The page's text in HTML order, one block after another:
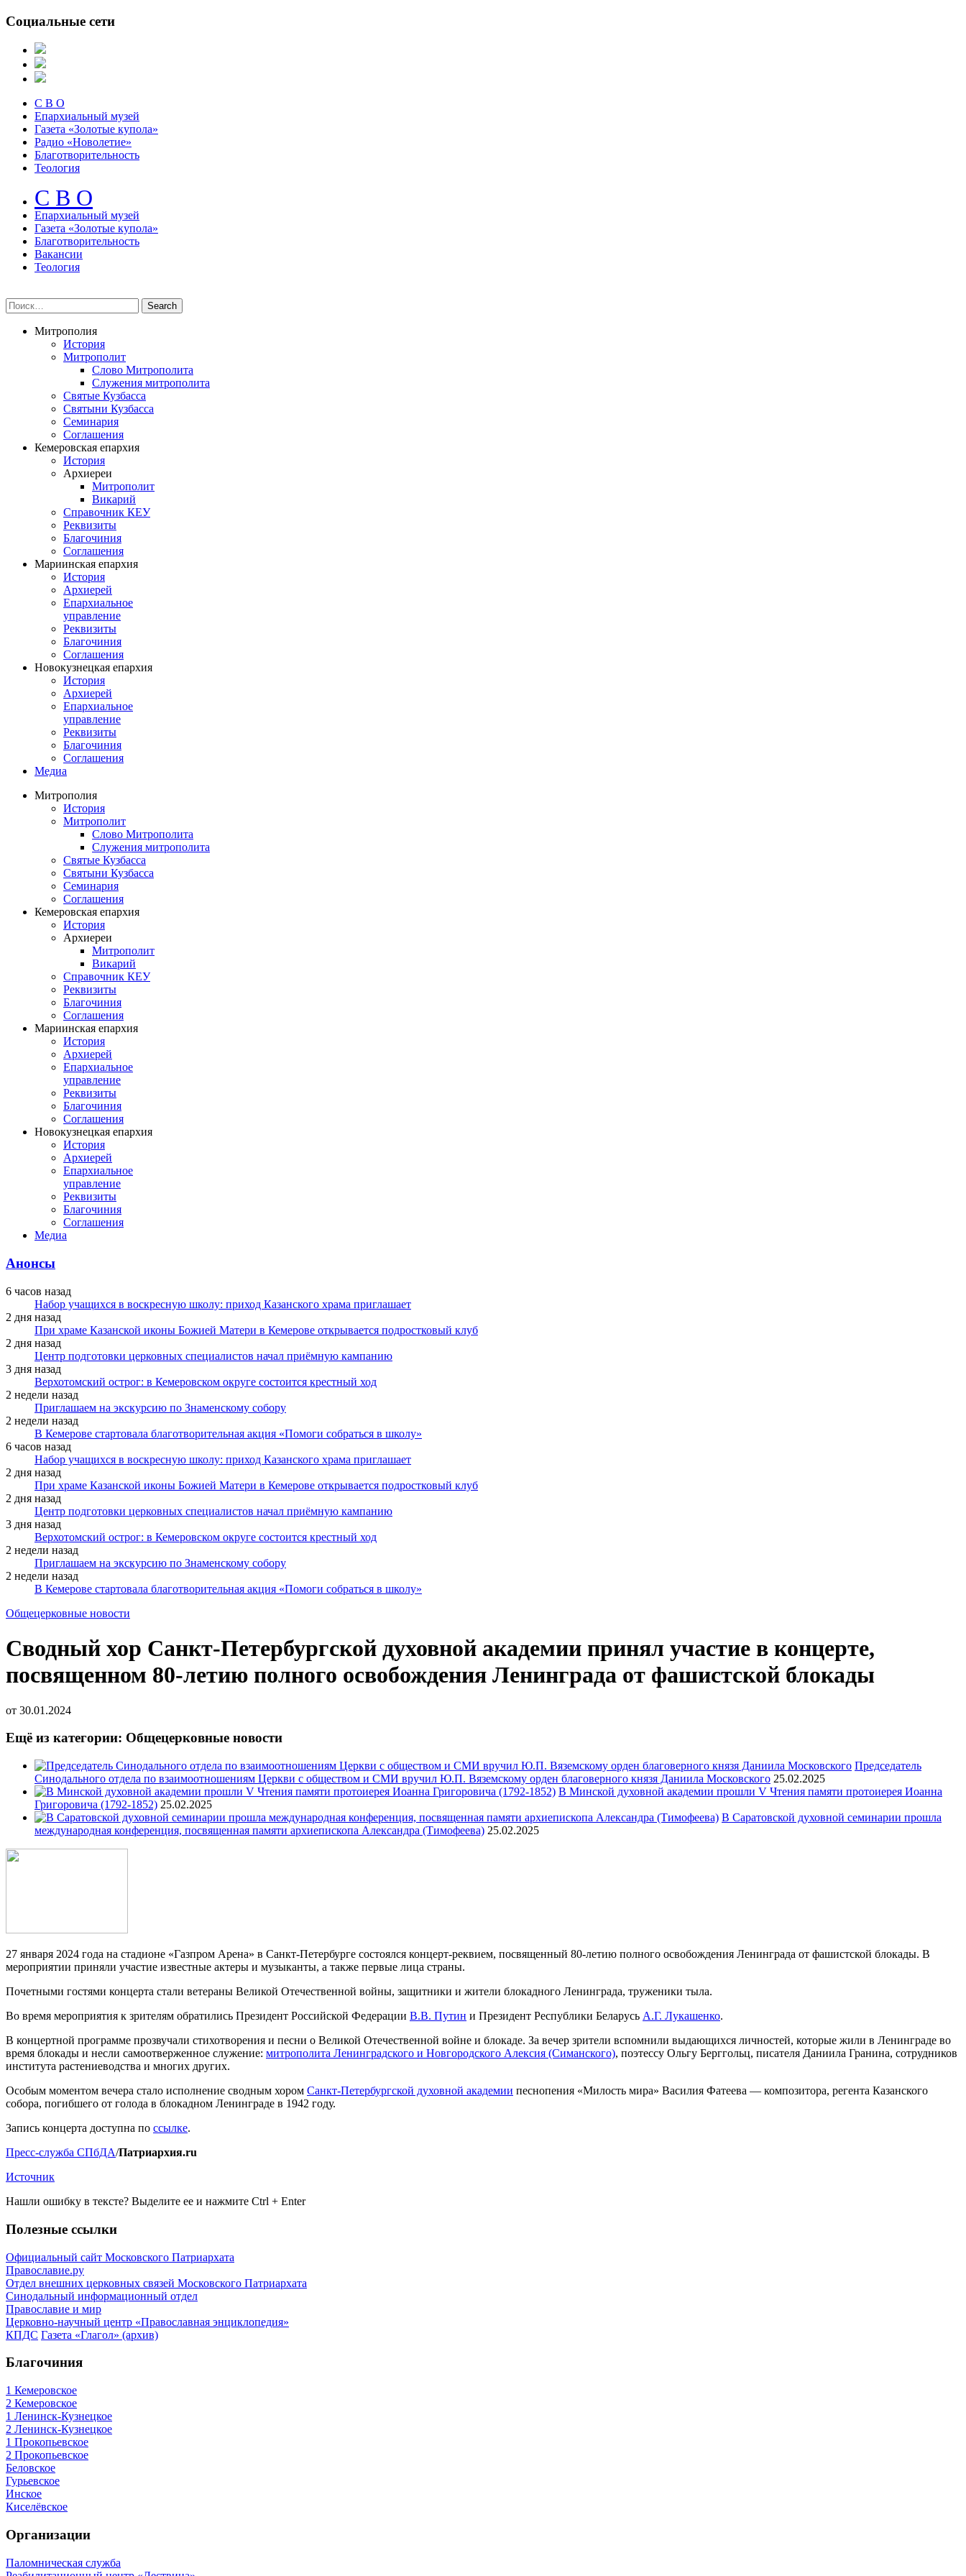
Социальные сети
С В О
Епархиальный музей
Газета «Золотые купола»
Радио «Новолетие»
Благотворительность
Теология
С В О
Епархиальный музeй
Газета «Золотые купола»
Благотворительность
Вакансии
Теология
Митрополия
История
Митрополит
Слово Митрополита
Служения митрополита
Святые Кузбасса
Святыни Кузбасса
Семинария
Соглашения
Кемеровская епархия
История
Архиереи
Митрополит
Викарий
Справочник КЕУ
Реквизиты
Благочиния
Соглашения
Мариинская епархия
История
Архиерей
Епархиальное
управление
Реквизиты
Благочиния
Соглашения
Новокузнецкая епархия
История
Архиерей
Епархиальное
управление
Реквизиты
Благочиния
Соглашения
Медиа
Митрополия
История
Митрополит
Слово Митрополита
Служения митрополита
Святые Кузбасса
Святыни Кузбасса
Семинария
Соглашения
Кемеровская епархия
История
Архиереи
Митрополит
Викарий
Справочник КЕУ
Реквизиты
Благочиния
Соглашения
Мариинская епархия
История
Архиерей
Епархиальное
управление
Реквизиты
Благочиния
Соглашения
Новокузнецкая епархия
История
Архиерей
Епархиальное
управление
Реквизиты
Благочиния
Соглашения
Медиа
Анонсы
6 часов назад
Набор учащихся в воскресную школу: приход Казанского храма приглашает
2 дня назад
При храме Казанской иконы Божией Матери в Кемерове открывается подростковый клуб
2 дня назад
Центр подготовки церковных специалистов начал приёмную кампанию
3 дня назад
Верхотомский острог: в Кемеровском округе состоится крестный ход
2 недели назад
Приглашаем на экскурсию по Знаменскому собору
2 недели назад
В Кемерове стартовала благотворительная акция «Помоги собраться в школу»
6 часов назад
Набор учащихся в воскресную школу: приход Казанского храма приглашает
2 дня назад
При храме Казанской иконы Божией Матери в Кемерове открывается подростковый клуб
2 дня назад
Центр подготовки церковных специалистов начал приёмную кампанию
3 дня назад
Верхотомский острог: в Кемеровском округе состоится крестный ход
2 недели назад
Приглашаем на экскурсию по Знаменскому собору
2 недели назад
В Кемерове стартовала благотворительная акция «Помоги собраться в школу»
Общецерковные новости
Сводный хор Санкт-Петербургской духовной академии принял участие в концерте,
посвященном 80-летию полного освобождения Ленинграда от фашистской блокады
от 30.01.2024
Ещё из категории: Общецерковные новости
Председатель
Синодального отдела по взаимоотношениям Церкви с обществом и СМИ вручил Ю.П. Вяземскому орден благоверного князя Даниила Московского 25.02.2025
В Минской духовной академии прошли V Чтения памяти протоиерея Иоанна
Григоровича (1792-1852) 25.02.2025
В Саратовской духовной семинарии прошла
международная конференция, посвященная памяти архиепископа Александра (Тимофеева) 25.02.2025
27 января 2024 года на стадионе «Газпром Арена» в Санкт-Петербурге состоялся концерт-реквием, посвященный 80-летию полного освобождения Ленинграда от фашистской блокады. В
мероприятии приняли участие известные актеры и музыканты, а также первые лица страны.
Почетными гостями концерта стали ветераны Великой Отечественной войны, защитники и жители блокадного Ленинграда, труженики тыла.
Во время мероприятия к зрителям обратились Президент Российской Федерации В.В. Путин и Президент Республики Беларусь А.Г. Лукашенко.
В концертной программе прозвучали стихотворения и песни о Великой Отечественной войне и блокаде. За вечер зрители вспомнили выдающихся личностей, которые жили в Ленинграде во
время блокады и несли самоотверженное служение: митрополита Ленинградского и Новгородского Алексия (Симанского), поэтессу Ольгу Берггольц, писателя Даниила Гранина, сотрудников
института растениеводства и многих других.
Особым моментом вечера стало исполнение сводным хором Санкт-Петербургской духовной академии песнопения «Милость мира» Василия Фатеева — композитора, регента Казанского
собора, погибшего от голода в блокадном Ленинграде в 1942 году.
Запись концерта доступна по ссылке.
Пресс-служба СПбДА/Патриархия.ru
Источник
Нашли ошибку в тексте? Выделите ее и нажмите Ctrl + Enter
Полезные ссылки
Официальный сайт Московского Патриархата
Православие.ру
Отдел внешних церковных связей Московского Патриархата
Синодальный информационный отдел
Православие и мир
Церковно-научный центр «Православная энциклопедия»
КПДС Газета «Глагол» (архив)
Благочиния
1 Кемеровское
2 Кемеровское
1 Ленинск-Кузнецкое
2 Ленинск-Кузнецкое
1 Прокопьевское
2 Прокопьевское
Беловское
Гурьевское
Инское
Киселёвское
Организации
Паломническая служба